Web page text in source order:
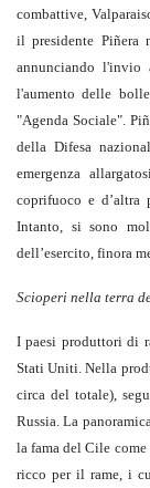
combattive,
il presidente Piñera
annunciando l'invio
l'aumento delle
"Agenda Sociale".
della Difesa
emergenza
coprifuoco e d’altra
Intanto, si sono
dell’esercito, finora
Scioperi nella terra
I paesi produttori di
Stati Uniti. Nella
circa del totale),
Russia. La
la fama del Cile
ricco per il rame, i